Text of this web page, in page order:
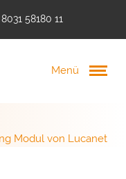
8031 58180 11
Menü
Modul von Lucanet